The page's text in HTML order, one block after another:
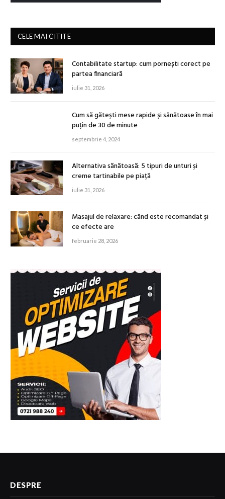
CELE MAI CITITE
Contabilitate startup: cum pornești corect pe
partea financiară
iulie 31, 2026
Cum să gătești mese rapide și sănătoase în mai
puțin de 30 de minute
septembrie 4, 2024
Alternativa sănătoasă: 5 tipuri de unturi și
creme tartinabile pe piață
iulie 31, 2026
Masajul de relaxare: când este recomandat și
ce efecte are
februarie 28, 2026
DESPRE